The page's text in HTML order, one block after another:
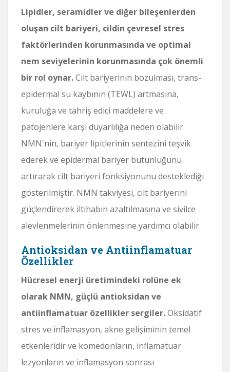
Lipidler, seramidler ve diğer bileşenlerden
oluşan cilt bariyeri, cildin çevresel stres
faktörlerinden korunmasında ve optimal
nem seviyelerinin korunmasında çok önemli
bir rol oynar.Cilt bariyerinin bozulması, trans-
epidermal su kaybının (TEWL) artmasına,
kuruluğa ve tahriş edici maddelere ve
patojenlere karşı duyarlılığa neden olabilir.
NMN'nin, bariyer lipitlerinin sentezini teşvik
ederek ve epidermal bariyer bütünlüğünü
artırarak cilt bariyeri fonksiyonunu desteklediği
gösterilmiştir. NMN takviyesi, cilt bariyerini
güçlendirerek iltihabın azaltılmasına ve sivilce
alevlenmelerinin önlenmesine yardımcı olabilir.
Antioksidan ve Antiinflamatuar
Özellikler
Hücresel enerji üretimindeki rolüne ek
olarak NMN, güçlü antioksidan ve
antiinflamatuar özellikler sergiler.Oksidatif
stres ve inflamasyon, akne gelişiminin temel
etkenleridir ve komedonların, inflamatuar
lezyonların ve inflamasyon sonrası